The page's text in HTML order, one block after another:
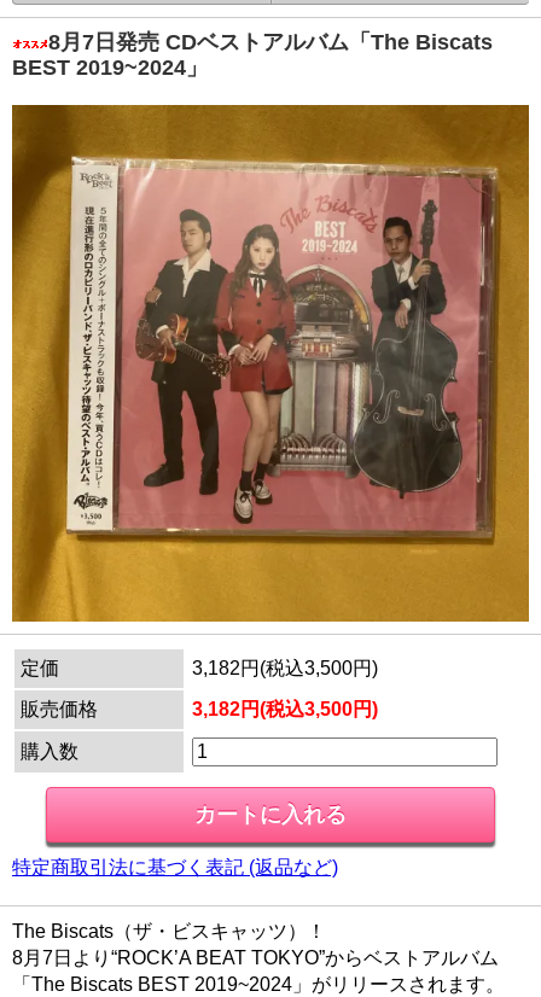
8月7日発売 CDベストアルバム「The Biscats
BEST 2019~2024」
定価
3,182円(税込3,500円)
販売価格
3,182円(税込3,500円)
購入数
特定商取引法に基づく表記 (返品など)
The Biscats（ザ・ビスキャッツ）！
8月7日より“ROCK’A BEAT TOKYO”からベストアルバム
「The Biscats BEST 2019~2024」がリリースされます。